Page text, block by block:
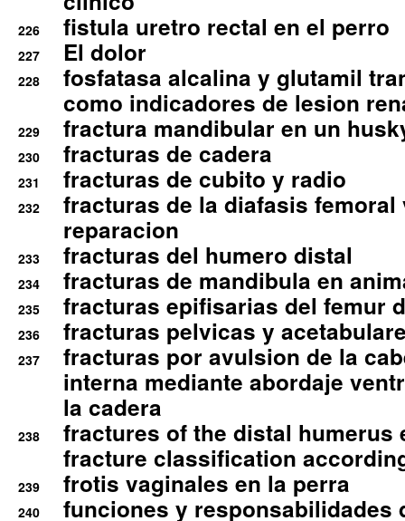
226 fistula uretro rectal en el perro
227 El dolor
228
fosfatasa alcalina y glutamil
como indicadores de lesion
229 fractura mandibular en un
230 fracturas de cadera
231 fracturas de cubito y radio
232
fracturas de la diafasis
reparacion
233 fracturas del humero distal
234 fracturas de mandibula en
235 fracturas epifisarias del femur
236 fracturas pelvicas y
237
fracturas por avulsion de la
interna mediante abordaje
la cadera
238
fractures of the distal humerus
fracture classification
239 frotis vaginales en la perra
240
funciones y responsabilidades